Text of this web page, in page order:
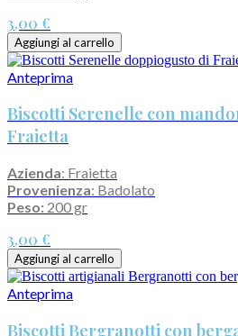
3,00 €
Aggiungi al carrello
Anteprima
Biscotti Serenelle con
Fraietta
Azienda: Fraietta
Provenienza: Badolato
Peso: 200 gr
3,00 €
Aggiungi al carrello
Anteprima
Biscotti Bergranotti con